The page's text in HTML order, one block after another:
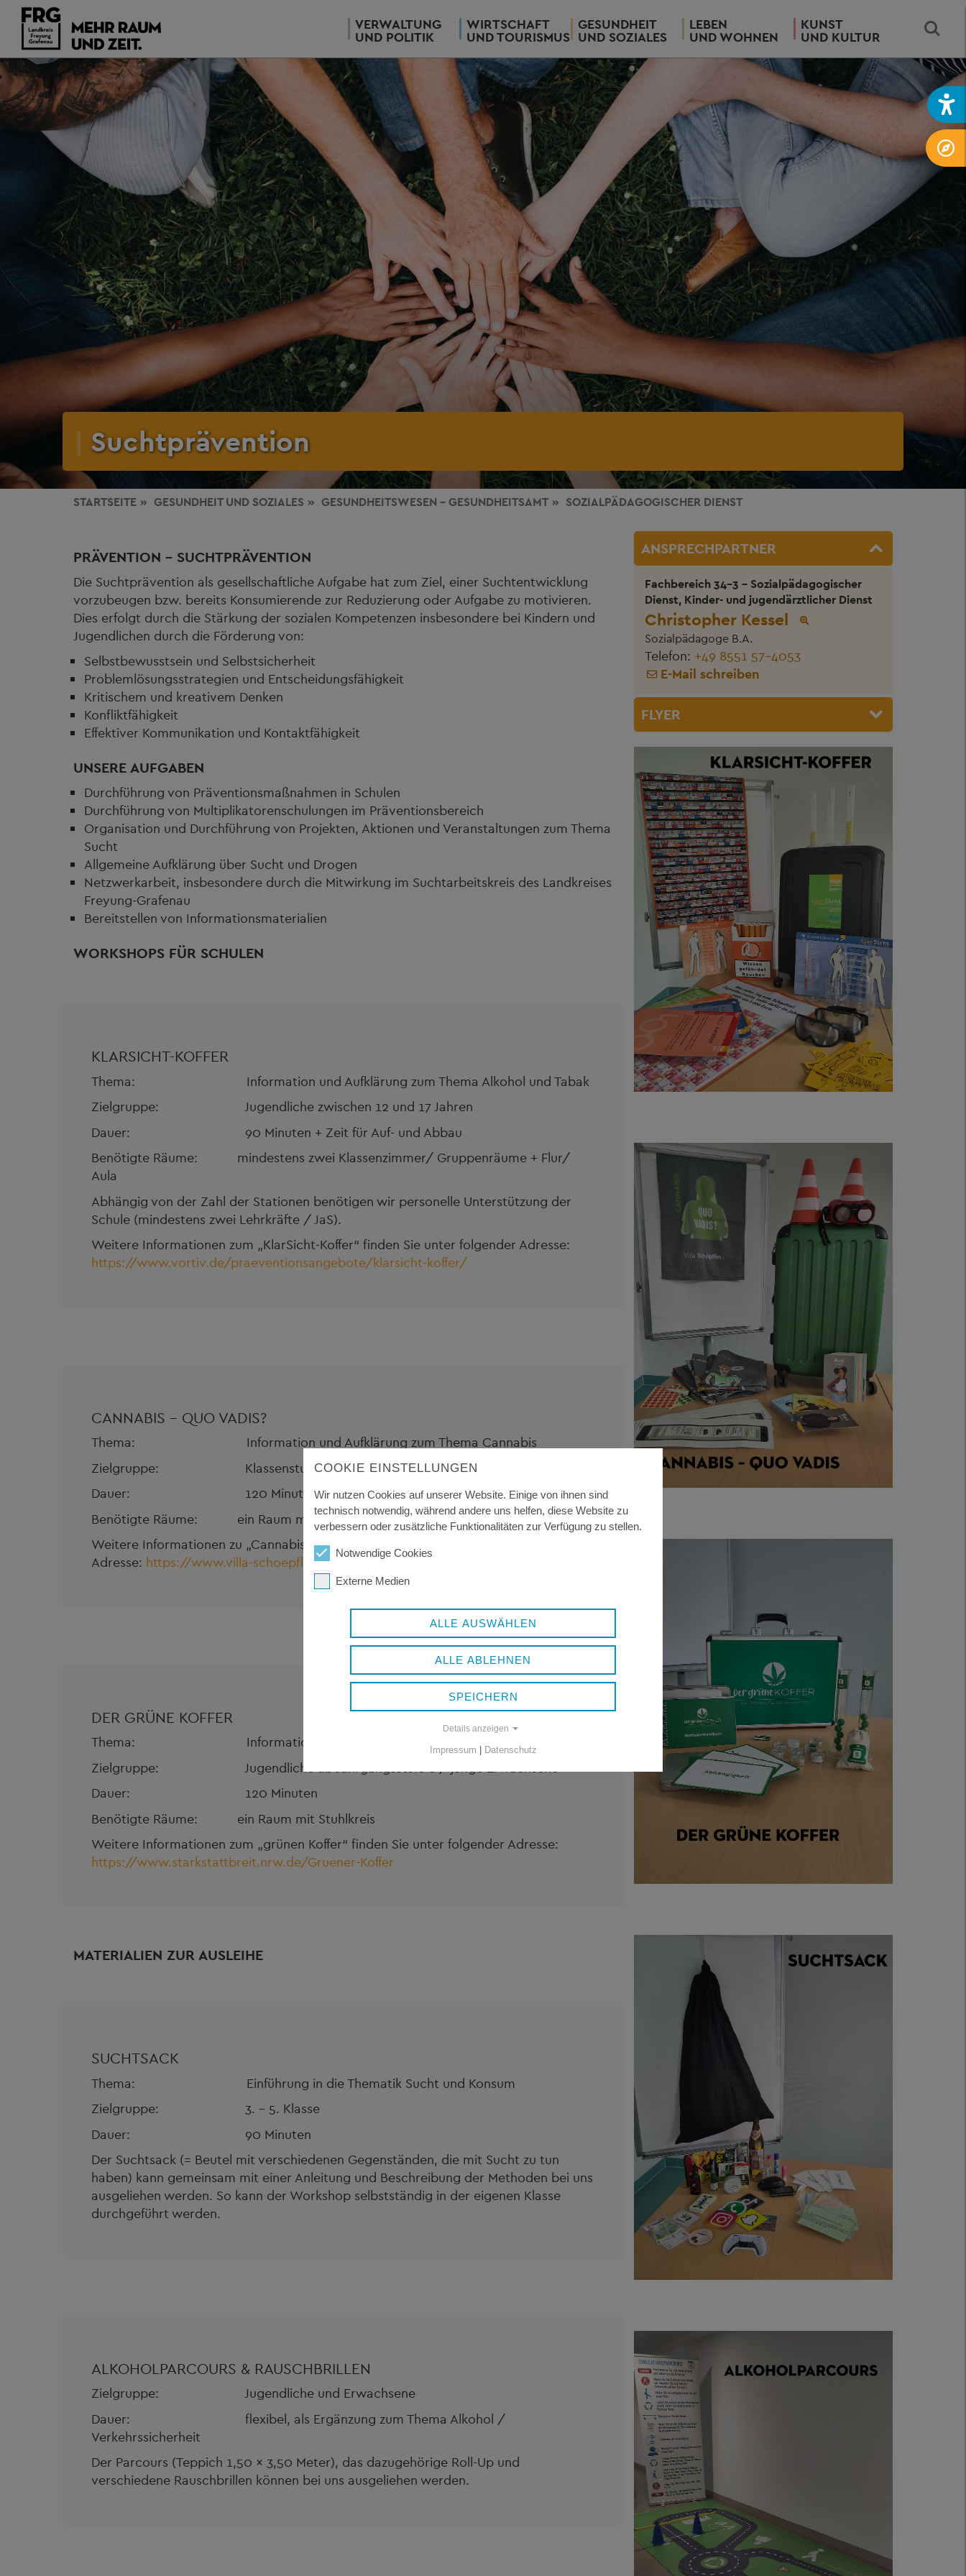
VERWALTUNG
UND POLITIK
WIRTSCHAFT
UND TOURISMUS
GESUNDHEIT
UND SOZIALES
LEBEN
UND WOHNEN
KUNST
UND KULTUR
Suchtprävention
STARTSEITE GESUNDHEITUND SOZIALES GESUNDHEITSWESEN - GESUNDHEITSAMT SOZIALPÄDAGOGISCHER DIENST
PRÄVENTION - SUCHTPRÄVENTION
Die Suchtprävention als gesellschaftliche Aufgabe hat zum Ziel, einer Suchtentwicklung
vorzubeugen bzw. bereits Konsumierende zur Reduzierung oder Aufgabe zu motivieren.
Dies erfolgt durch die Stärkung der sozialen Kompetenzen insbesondere bei Kindern und
Jugendlichen durch die Förderung von:
Selbstbewusstsein und Selbstsicherheit
Problemlösungsstrategien und Entscheidungsfähigkeit
Kritischem und kreativem Denken
Konfliktfähigkeit
Effektiver Kommunikation und Kontaktfähigkeit
UNSERE AUFGABEN
Durchführung von Präventionsmaßnahmen in Schulen
Durchführung von Multiplikatorenschulungen im Präventionsbereich
Organisation und Durchführung von Projekten, Aktionen und Veranstaltungen zum Thema
Sucht
Allgemeine Aufklärung über Sucht und Drogen
Netzwerkarbeit, insbesondere durch die Mitwirkung im Suchtarbeitskreis des Landkreises
Freyung-Grafenau
Bereitstellen von Informationsmaterialien
WORKSHOPS FÜR SCHULEN
KLARSICHT-KOFFER
Thema: Information und Aufklärung zum Thema Alkohol und Tabak
Zielgruppe: Jugendliche zwischen 12 und 17 Jahren
Dauer: 90 Minuten + Zeit für Auf- und Abbau
Benötigte Räume: mindestens zwei Klassenzimmer/ Gruppenräume + Flur/
Aula
Abhängig von der Zahl der Stationen benötigen wir personelle Unterstützung der
Schule (mindestens zwei Lehrkräfte / JaS).
Weitere Informationen zum „KlarSicht-Koffer“ finden Sie unter folgender Adresse:
https://www.vortiv.de/praeventionsangebote/klarsicht-koffer/
CANNABIS – QUO VADIS?
Thema: Information und Aufklärung zum Thema Cannabis
Zielgruppe: Klassenstufe 8-10
Dauer: 120 Minuten
Benötigte Räume: ein Raum mit Stuhlkreis
Weitere Informationen zu „Cannabis – quo vadis?“ finden Sie unter folgender
Adresse: https://www.villa-schoepflin.de/cannabis-quo-vadis.html
DER GRÜNE KOFFER
Thema: Information und Aufklärung zum Thema Cannabis
Zielgruppe: Jugendliche ab Jahrgangsstufe 8 / junge Erwachsene
Dauer: 120 Minuten
Benötigte Räume: ein Raum mit Stuhlkreis
Weitere Informationen zum „grünen Koffer“ finden Sie unter folgender Adresse:
https://www.starkstattbreit.nrw.de/Gruener-Koffer
MATERIALIEN ZUR AUSLEIHE
SUCHTSACK
Thema: Einführung in die Thematik Sucht und Konsum
Zielgruppe: 3. – 5. Klasse
Dauer: 90 Minuten
Der Suchtsack (= Beutel mit verschiedenen Gegenständen, die mit Sucht zu tun
haben) kann gemeinsam mit einer Anleitung und Beschreibung der Methoden bei uns
ausgeliehen werden. So kann der Workshop selbstständig in der eigenen Klasse
durchgeführt werden.
ALKOHOLPARCOURS & RAUSCHBRILLEN
Zielgruppe: Jugendliche und Erwachsene
Dauer: flexibel, als Ergänzung zum Thema Alkohol /
Verkehrssicherheit
Der Parcours (Teppich 1,50 x 3,50 Meter), das dazugehörige Roll-Up und
verschiedene Rauschbrillen können bei uns ausgeliehen werden.
ANSPRECHPARTNER
Fachbereich 34-3 - Sozialpädagogischer
Dienst, Kinder- und jugendärztlicher Dienst
Christopher Kessel
Sozialpädagoge B.A.
Telefon: +49 8551 57-4053
E-Mail schreiben
FLYER
COOKIE EINSTELLUNGEN
Wir nutzen Cookies auf unserer Website. Einige von ihnen sind
technisch notwendig, während andere uns helfen, diese Website zu
verbessern oder zusätzliche Funktionalitäten zur Verfügung zu stellen.
Notwendige Cookies
Externe Medien
ALLE AUSWÄHLEN
ALLE ABLEHNEN
SPEICHERN
Details anzeigen
Impressum Datenschutz